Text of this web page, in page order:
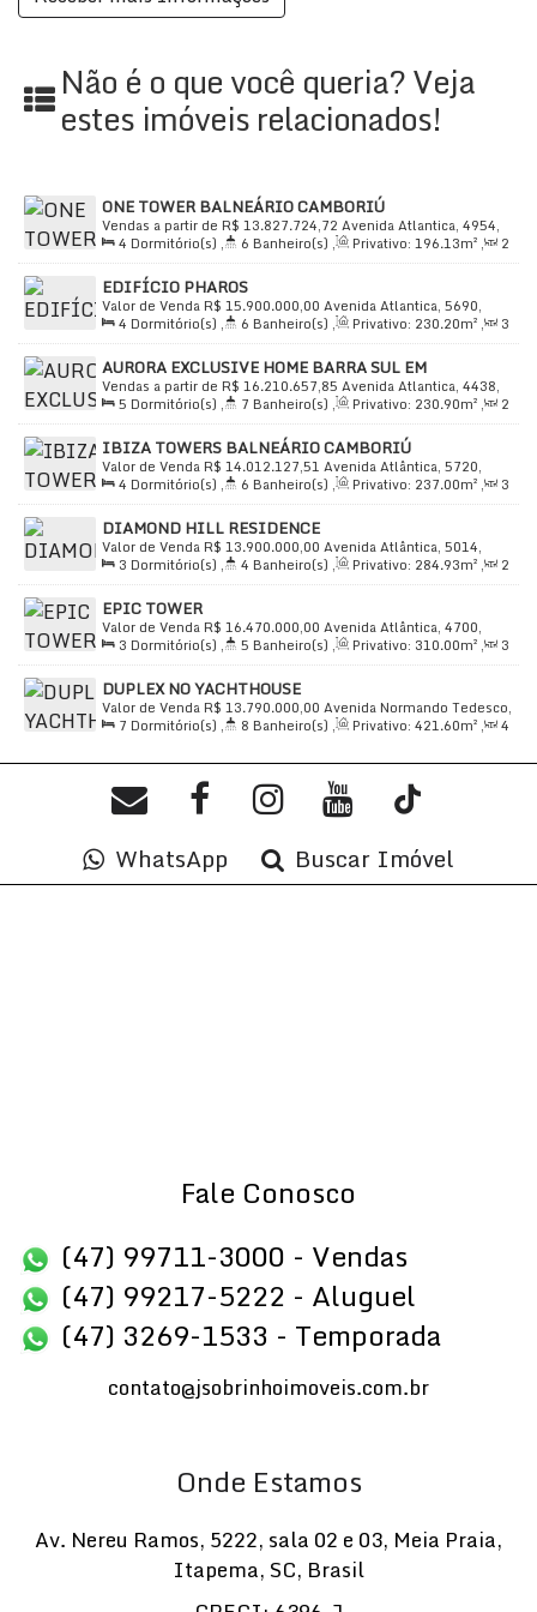
Ar Condicionado
Avenida
Banca de Revistas
Bistrô com Adega
Burger King
Churrasqueira
Cinema
Este apartamento de luxo oferece tudo o que você
precisa para viver com conforto e conveniência.
Localizado na deslumbrante Avenida Atlântica, no
prestigiado bairro Barra Sul, você estará cercado por
uma variedade de comodidades e serviços de alta
qualidade.
Não perca a oportunidade de viver no EPIC TOWER, um
dos edifícios mais exclusivos de Balneário Camboriú!
Entre em contato para mais informações e agendar uma
visita!
Não é o que você queria? Veja
estes imóveis relacionados!
ONE TOWER BALNEÁRIO CAMBORIÚ
R$ 13.827.724,72
Vendas a partir de
Avenida Atlantica, 4954,
88330-030, Barra Sul, Balneário Camboriú, Santa Catarina,
Brasil
4 Dormitório(s) , 6 Banheiro(s) , Privativo: 196.13m² ,
2
Sala(s) , 4Suíte(s) , Total:395.18~ 395.20m², 3 Vaga(s),
Útil:196.13m²
EDIFÍCIO PHAROS
R$ 15.900.000,00
Valor de Venda
Avenida Atlantica, 5690,
88330-036, Barra Sul, Balneário Camboriú, Santa Catarina,
Brasil
4 Dormitório(s) , 6 Banheiro(s) , Privativo: 230.20m² ,
3
Sala(s) , 4Suíte(s) , Total:395.00m² , 3Vaga(s) ,
Útil:
230.20m²
AURORA EXCLUSIVE HOME BARRA SUL EM
BALNEÁRIO CAMBORIÚ
R$ 16.210.657,85
Vendas a partir de
Avenida Atlantica, 4438,
88330-027, Barra Sul, Balneário Camboriú, Santa Catarina,
Brasil
5 Dormitório(s) , 7 Banheiro(s) , Privativo: 230.90m² ,
2
Sala(s) , 5Suíte(s) , Total:504.00m² , 5Vaga(s) ,
Útil:
230.90m²
IBIZA TOWERS BALNEÁRIO CAMBORIÚ
R$ 14.012.127,51
Valor de Venda
Avenida Atlântica, 5720,
88330-036, Barra Sul, Balneário Camboriú, Santa Catarina,
Brasil
4 Dormitório(s) , 6 Banheiro(s) , Privativo: 237.00m² ,
3
Sala(s) , 4Suíte(s) , Total:464.00m² , 4Vaga(s) ,
Útil:
237.00m²
DIAMOND HILL RESIDENCE
R$ 13.900.000,00
Valor de Venda
Avenida Atlântica, 5014,
88330-030, Barra Sul, Balneário Camboriú, Santa Catarina,
Brasil
3 Dormitório(s) , 4 Banheiro(s) , Privativo: 284.93m² ,
2
Sala(s) , 3Suíte(s) , Total:527.39m² , 4Vaga(s) ,
10m
Distância do Mar
EPIC TOWER
R$ 16.470.000,00
Valor de Venda
Avenida Atlântica, 4700,
88330-030, Barra Sul, Balneário Camboriú, Santa Catarina,
Brasil
3 Dormitório(s) , 5 Banheiro(s) , Privativo: 310.00m² ,
3
Sala(s) , 3Suíte(s) , Total:598.00m² , 6Vaga(s) ,
Útil:
310.00m²
DUPLEX NO YACHTHOUSE
R$ 13.790.000,00
Valor de Venda
Avenida Normando Tedesco,
1333, 88330-123, Barra Sul, Balneário Camboriú, Santa
7 Dormitório(s) , 8 Banheiro(s) , Privativo: 421.60m² ,
4
Distância do Mar, Útil:421.60m²
WhatsApp Buscar Imóvel
Fale Conosco
(47) 99711-3000 - Vendas
(47) 99217-5222 - Aluguel
(47) 3269-1533 - Temporada
contato@jsobrinhoimoveis.com.br
Onde Estamos
Av. Nereu Ramos, 5222, sala 02 e 03, Meia Praia,
Itapema, SC, Brasil